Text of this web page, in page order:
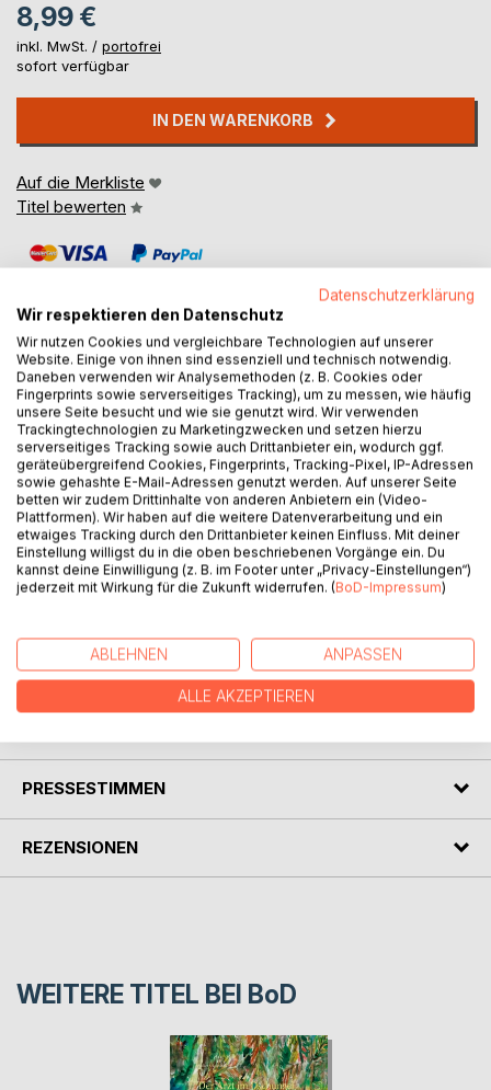
8,99 €
inkl. MwSt. / portofrei
sofort verfügbar
IN DEN WARENKORB
Auf die Merkliste
Titel bewerten
BESCHREIBUNG
Abbey Road, das letzte Meisterwerk der Beatles!
Something, Come Together oder Here Comes the Sun
wurden Klassiker. Volker Schoßwald erzählt Hintergründe
und gibt Antwort auf Fragen, die man sich vorher nie stellte:
Was machte Yokos Bett im Studio? Wer spielte bei den
Beatles Ambos? Was bedeutet pataphysical? Der Autor
meint: Abbey Road ist ein dadaistisches Kunstwerk. Das
Überqueren der Straße interpretiert er als Passage-Ritus:
Individualisten. Nach der Lektüre hört man die besonderen
Feinheiten der 'Abbey Road'. Wunderbar.
PRESSESTIMMEN
REZENSIONEN
WEITERE TITEL BEI BoD
Datenschutzerklärung
Wir respektieren den Datenschutz
Wir nutzen Cookies und vergleichbare Technologien auf unserer
Website. Einige von ihnen sind essenziell und technisch notwendig.
Daneben verwenden wir Analysemethoden (z. B. Cookies oder
Fingerprints sowie serverseitiges Tracking), um zu messen, wie häufig
unsere Seite besucht und wie sie genutzt wird. Wir verwenden
Trackingtechnologien zu Marketingzwecken und setzen hierzu
serverseitiges Tracking sowie auch Drittanbieter ein, wodurch ggf.
geräteübergreifend Cookies, Fingerprints, Tracking-Pixel, IP-Adressen
sowie gehashte E-Mail-Adressen genutzt werden. Auf unserer Seite
betten wir zudem Drittinhalte von anderen Anbietern ein (Video-
Plattformen). Wir haben auf die weitere Datenverarbeitung und ein
etwaiges Tracking durch den Drittanbieter keinen Einfluss. Mit deiner
Einstellung willigst du in die oben beschriebenen Vorgänge ein. Du
kannst deine Einwilligung (z. B. im Footer unter „Privacy-Einstellungen“)
jederzeit mit Wirkung für die Zukunft widerrufen. (BoD-Impressum)
ABLEHNEN ANPASSEN
ALLE AKZEPTIEREN